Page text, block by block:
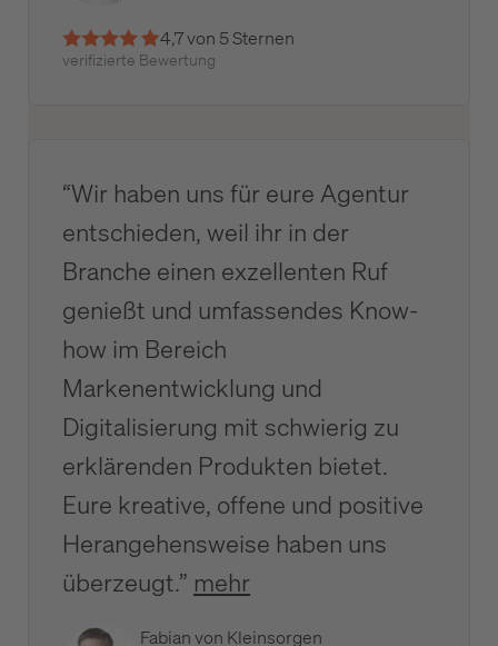
4,7 von 5 Sternen
verifizierte Bewertung
“Wir haben uns für eure Agentur
entschieden, weil ihr in der
Branche einen exzellenten Ruf
genießt und umfassendes Know-
how im Bereich
Markenentwicklung und
Digitalisierung mit schwierig zu
erklärenden Produkten bietet.
Eure kreative, offene und positive
Herangehensweise haben uns
überzeugt.” mehr
Fabian von Kleinsorgen